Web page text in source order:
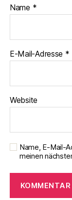
Name *
E-Mail-Adresse *
Website
Name, E-Mail-
meinen